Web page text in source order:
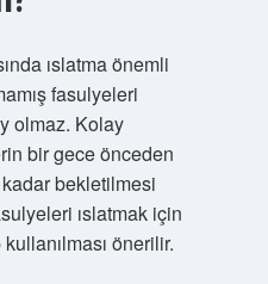
ıslatma önemli
fasulyeleri
olmaz. Kolay
bir gece önceden
kadar bekletilmesi
ıslatmak için
önerilir.